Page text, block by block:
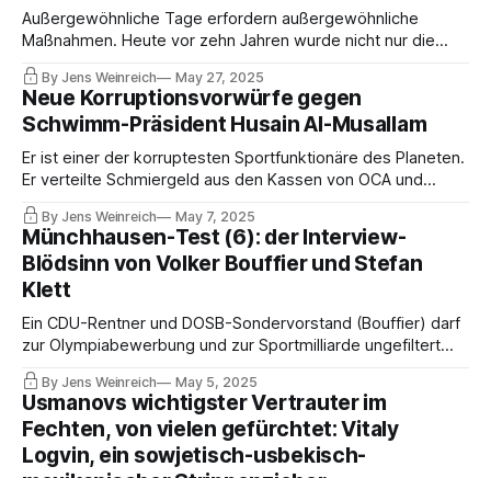
Außergewöhnliche Tage erfordern außergewöhnliche
Maßnahmen. Heute vor zehn Jahren wurde nicht nur die
FIFA-Welt, sondern die gesamte olympische Sportwelt in
ihren Grundfesten erschüttert. Die Angst ging um. Razzien.
Festnahmen. Eine spektakuläre Anklageerhebung.
Organisierte Kriminalität.
By Jens Weinreich May 27, 2025
Neue Korruptionsvorwürfe gegen
Schwimm-Präsident Husain Al-Musallam
Er ist einer der korruptesten Sportfunktionäre des Planeten.
Er verteilte Schmiergeld aus den Kassen von OCA und
ANOC. Er unterstützte die Wahl von Kirsty Coventry zur IOC-
Präsidentin. Nun versucht er sich zu retten, in dem er mit
den Olympischen Spielen 2036 ff zwischen Katar und Indien
dealt.
By Jens Weinreich May 7, 2025
Münchhausen-Test (6): der Interview-
Blödsinn von Volker Bouffier und Stefan
Klett
Ein CDU-Rentner und DOSB-Sondervorstand (Bouffier) darf
zur Olympiabewerbung und zur Sportmilliarde ungefiltert
allerlei Nonsens behaupten. Neben Bouffier durfte auch
CDU-Mann Klett (LSB NRW) im Deutschlandfunk
halluzinieren. Flink einige Fakten und Einordnungen zur
Sport-Propaganda.
By Jens Weinreich May 5, 2025
Usmanovs wichtigster Vertrauter im
Fechten, von vielen gefürchtet: Vitaly
Logvin, ein sowjetisch-usbekisch-